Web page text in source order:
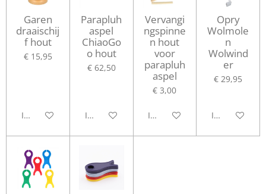
Garen
draaischij
f hout
€ 15,95
In winkelwagen
Parapluh
aspel
ChiaoGo
o hout
€ 62,50
In winkelwagen
Vervangi
ngspinne
n hout
voor
parapluh
aspel
€ 3,00
In winkelwagen
Opry
Wolmole
n
Wolwind
er
€ 29,95
In